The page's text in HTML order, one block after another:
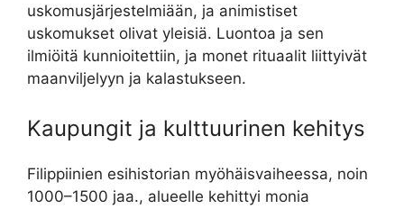
uskomusjärjestelmiään, ja animistiset
uskomukset olivat yleisiä. Luontoa ja sen
ilmiöitä kunnioitettiin, ja monet rituaalit liittyivät
maanviljelyyn ja kalastukseen.
Kaupungit ja kulttuurinen kehitys
Filippiinien esihistorian myöhäisvaiheessa, noin
1000–1500 jaa., alueelle kehittyi monia